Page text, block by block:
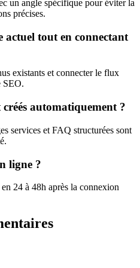
un angle spécifique pour éviter la
précises.
actuel tout en connectant
existants et connecter le flux
SEO.
créés automatiquement ?
services et FAQ structurées sont
ligne ?
24 à 48h après la connexion